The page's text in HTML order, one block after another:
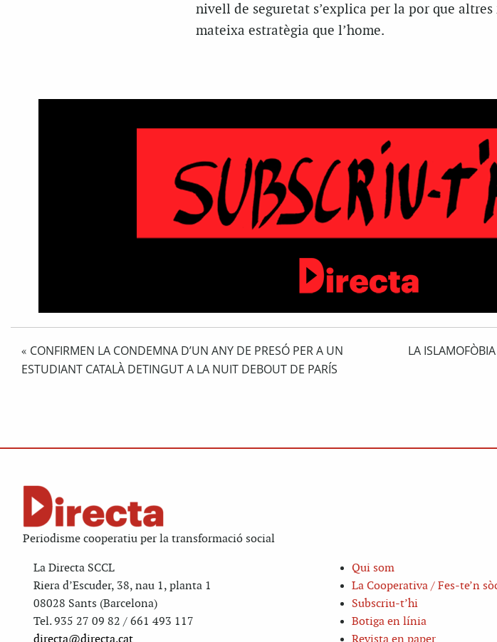
nivell de seguretat s’explica per la por que
mateixa estratègia que l’home.
« CONFIRMEN LA CONDEMNA D’UN ANY DE PRESÓ PER A UN
ESTUDIANT CATALÀ DETINGUT A LA NUIT DEBOUT DE PARÍS
LA
Periodisme cooperatiu per la transformació social
La Directa SCCL
Riera d’Escuder, 38, nau 1, planta 1
08028 Sants (Barcelona)
Tel. 935 27 09 82 / 661 493 117
Qui som
La Cooperativa / Fes-te’n
Subscriu-t’hi
Botiga en línia